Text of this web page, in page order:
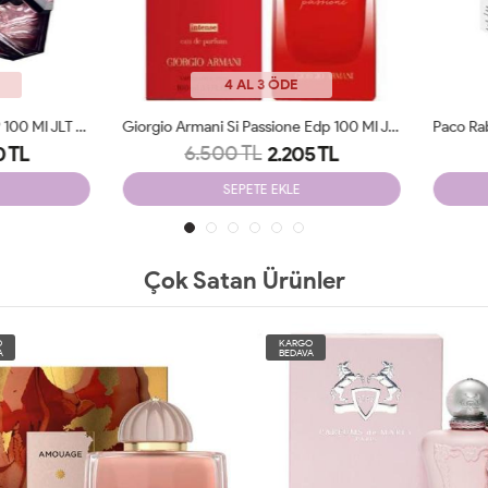
Giorgio Armani Si Passione Edp 100 Ml JLT Woman
6.500 TL
SEPETE EKLE
7.250 TL
SEPETE EKLE
Çok Satan Ürünler
KARGO
BEDAVA